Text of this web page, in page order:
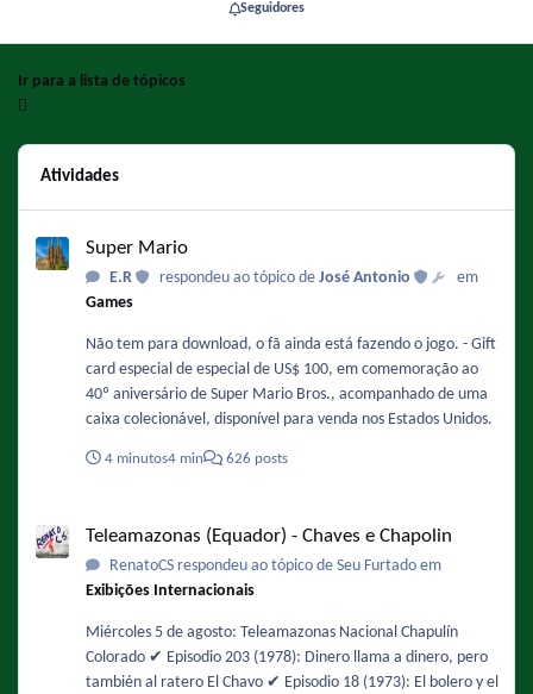
Seguidores
Ir para a lista de tópicos
Atividades
Super Mario
E.R respondeu ao tópico de José Antonio
em
Games
Não tem para download, o fã ainda está fazendo o jogo. - Gift
card especial de especial de US$ 100, em comemoração ao
40º aniversário de Super Mario Bros., acompanhado de uma
caixa colecionável, disponível para venda nos Estados Unidos.
4 minutos4 min 626 posts
Teleamazonas (Equador) - Chaves e Chapolin
RenatoCS respondeu ao tópico de Seu Furtado em
Exibições Internacionais
Miércoles 5 de agosto: Teleamazonas Nacional Chapulín
Colorado ✔️ Episodio 203 (1978): Dinero llama a dinero, pero
también al ratero El Chavo ✔️ Episodio 18 (1973): El bolero y el